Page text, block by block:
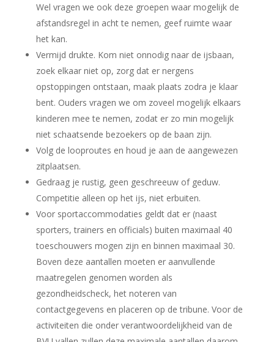
Wel vragen we ook deze groepen waar mogelijk de
afstandsregel in acht te nemen, geef ruimte waar
het kan.
Vermijd drukte. Kom niet onnodig naar de ijsbaan,
zoek elkaar niet op, zorg dat er nergens
opstoppingen ontstaan, maak plaats zodra je klaar
bent. Ouders vragen we om zoveel mogelijk elkaars
kinderen mee te nemen, zodat er zo min mogelijk
niet schaatsende bezoekers op de baan zijn.
Volg de looproutes en houd je aan de aangewezen
zitplaatsen.
Gedraag je rustig, geen geschreeuw of geduw.
Competitie alleen op het ijs, niet erbuiten.
Voor sportaccommodaties geldt dat er (naast
sporters, trainers en officials) buiten maximaal 40
toeschouwers mogen zijn en binnen maximaal 30.
Boven deze aantallen moeten er aanvullende
maatregelen genomen worden als
gezondheidscheck, het noteren van
contactgegevens en placeren op de tribune. Voor de
activiteiten die onder verantwoordelijkheid van de